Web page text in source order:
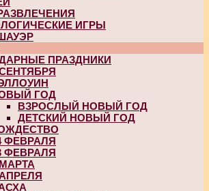
ИГРЫ
ПРАЗДНИКИ
ГОД
ВЗРОСЛЫЙ НОВЫЙ ГОД
ДЕТСКИЙ НОВЫЙ ГОД
ФЕВРАЛЯ
ФЕВРАЛЯ